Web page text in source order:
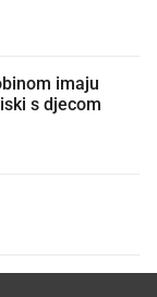
imaju
s djecom